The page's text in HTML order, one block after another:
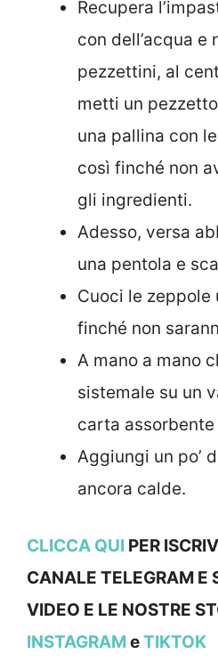
Recupera
con dell’acqua e
pezzettini, al
metti un
una pallina con
così finché non
gli ingredienti.
Adesso, versa
una pentola e
Cuoci le zeppole
finché non
A mano a mano
sistemale su un
carta
Aggiungi un po’
ancora calde.
CLICCA QUI PER
CANALE TELEGRAM E
VIDEO E LE NOSTRE
INSTAGRAMeTIKTOK